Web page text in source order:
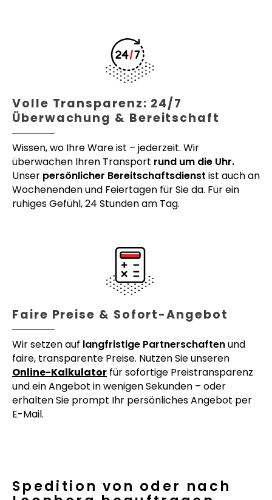
Volle Transparenz: 24/7
Überwachung & Bereitschaft
Wissen, wo Ihre Ware ist – jederzeit. Wir
überwachen Ihren Transport rund um die Uhr.
Unser persönlicher Bereitschaftsdienst ist auch an
Wochenenden und Feiertagen für Sie da. Für ein
ruhiges Gefühl, 24 Stunden am Tag.
Faire Preise & Sofort-Angebot
Wir setzen auf langfristige Partnerschaftenund
faire, transparente Preise. Nutzen Sie unseren
Online-Kalkulator für sofortige Preistransparenz
und ein Angebot in wenigen Sekunden – oder
erhalten Sie prompt Ihr persönliches Angebot per
E-Mail.
Spedition von oder nach